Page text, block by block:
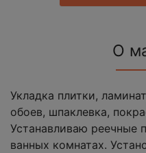
О
Укладка плитки,
обоев, шпаклевка,
Устанавливаю реечные
ванных комнатах.